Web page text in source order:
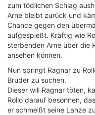
zum tödlichen Schlag
Arne bleibt zurück und
Chance gegen den
aufgespießt. Kräftig wie
sterbenden Arne über die
ansehen können.
Nun springt Ragnar zu
Bruder zu suchen.
Dieser will Ragnar töten,
Rollo darauf besonnen,
er schmeißt seine Lanze